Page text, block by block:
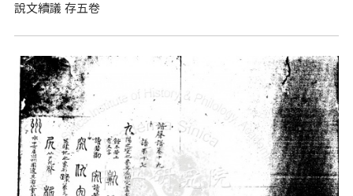
說文續議 存五卷